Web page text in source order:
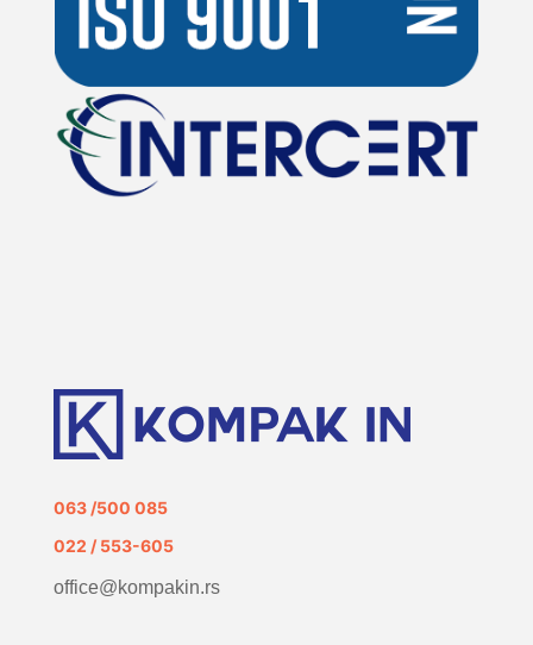
063 /500 085
022 / 553-605
office@kompakin.rs